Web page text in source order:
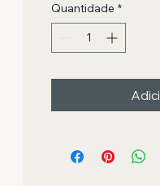
Quantidade *